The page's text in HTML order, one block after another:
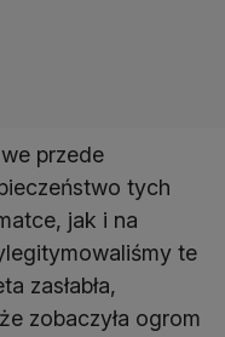
przede
tych
jak i na
te
zasłabła,
zobaczyła ogrom